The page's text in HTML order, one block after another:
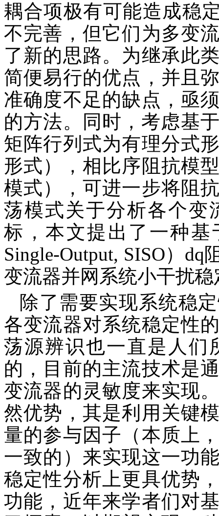
耦合项极有可能造成稳
不完善，但它们为多变
了新的思路。为继承此
简便易行的优点，并且
准确度不足的缺点，亟
的方法。同时，考虑基
矩阵行列式为有理分式
形式），相比序阻抗模
模式），可进一步将阻
荡模式关于分析各个变
标，本文提出了一种基
Single-Output, SISO）
变流器并网系统小干扰
除了需要实现系统稳
各变流器对系统稳定性
荡源辨识也一直是人们
的，目前的主流技术是
变流器的灵敏度来实现
然优势，其是利用关键
量的参与因子（本质上
一致的）来实现这一功
稳定性分析上更具优势
功能，近年来学者们对